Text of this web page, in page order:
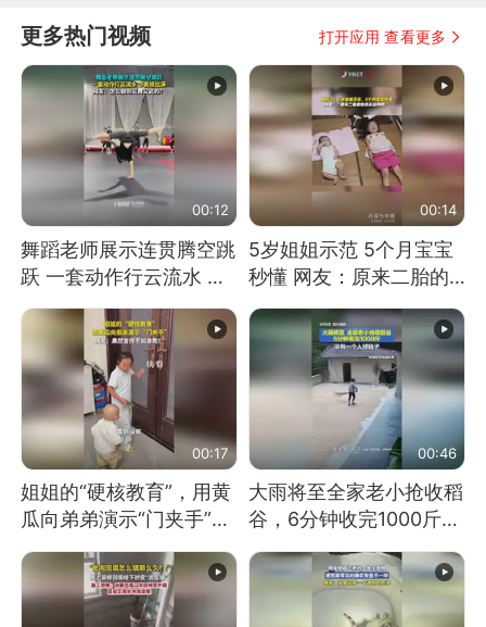
更多热门视频 打开应用 查看更多
00:12
舞蹈老师展示连贯腾空跳
跃 一套动作行云流水 节
奏感拉满 网友：怎么做
到又舞又武的？
00:14
5岁姐姐示范 5个月宝宝
秒懂 网友：原来二胎的
快乐长这样
00:17
姐姐的“硬核教育”，用黄
瓜向弟弟演示“门夹手”，
网友：果然言传不如身
教！
00:46
大雨将至全家老小抢收稻
谷，6分钟收完1000斤，
没有一个人掉链子